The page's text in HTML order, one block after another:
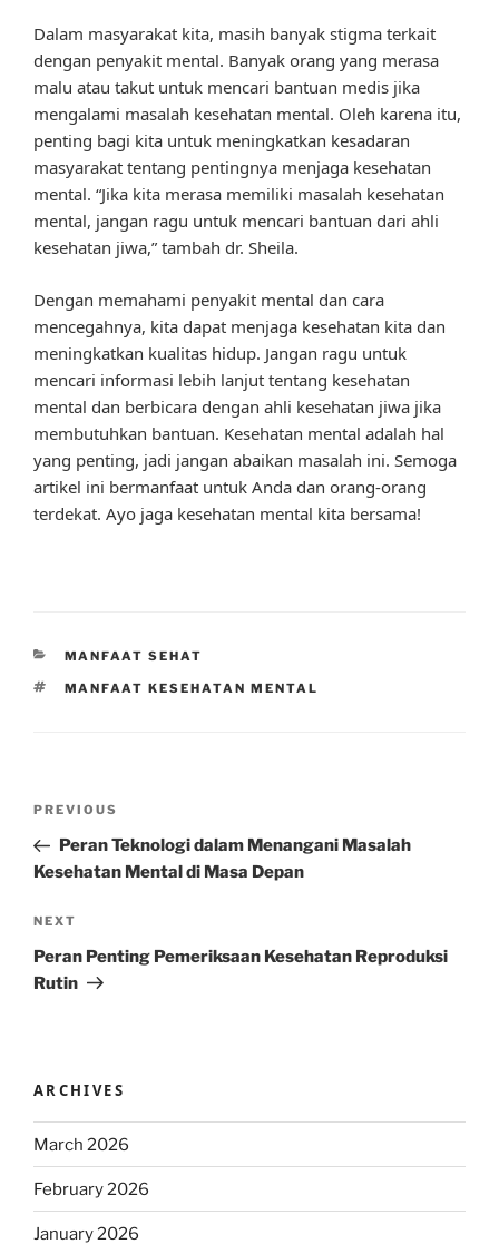
Dalam masyarakat kita, masih banyak stigma terkait
dengan penyakit mental. Banyak orang yang merasa
malu atau takut untuk mencari bantuan medis jika
mengalami masalah kesehatan mental. Oleh karena itu,
penting bagi kita untuk meningkatkan kesadaran
masyarakat tentang pentingnya menjaga kesehatan
mental. “Jika kita merasa memiliki masalah kesehatan
mental, jangan ragu untuk mencari bantuan dari ahli
kesehatan jiwa,” tambah dr. Sheila.
Dengan memahami penyakit mental dan cara
mencegahnya, kita dapat menjaga kesehatan kita dan
meningkatkan kualitas hidup. Jangan ragu untuk
mencari informasi lebih lanjut tentang kesehatan
mental dan berbicara dengan ahli kesehatan jiwa jika
membutuhkan bantuan. Kesehatan mental adalah hal
yang penting, jadi jangan abaikan masalah ini. Semoga
artikel ini bermanfaat untuk Anda dan orang-orang
terdekat. Ayo jaga kesehatan mental kita bersama!
CATEGORIES
MANFAAT SEHAT
TAGS
MANFAAT KESEHATAN MENTAL
Previous
Post
PREVIOUS
Peran Teknologi dalam Menangani Masalah
Kesehatan Mental di Masa Depan
Next
Post
NEXT
Peran Penting Pemeriksaan Kesehatan Reproduksi
Rutin
ARCHIVES
March 2026
February 2026
January 2026